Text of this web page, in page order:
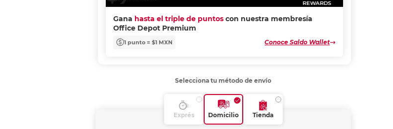
Gana hasta el triple de puntos con nuestra membresía
Office Depot Premium
1 punto = $1 MXN Conoce Saldo Wallet
Selecciona tu método de envío
Exprés Domicilio Tienda